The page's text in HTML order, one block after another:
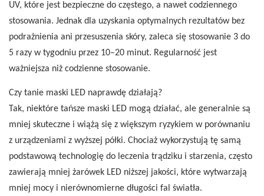
UV, które jest bezpieczne do częstego, a nawet codziennego
stosowania. Jednak dla uzyskania optymalnych rezultatów bez
podrażnienia ani przesuszenia skóry, zaleca się stosowanie 3 do
5 razy w tygodniu przez 10–20 minut. Regularność jest
ważniejsza niż codzienne stosowanie.
Czy tanie maski LED naprawdę działają?
Tak, niektóre tańsze maski LED mogą działać, ale generalnie są
mniej skuteczne i wiążą się z większym ryzykiem w porównaniu
z urządzeniami z wyższej półki. Chociaż wykorzystują tę samą
podstawową technologię do leczenia trądziku i starzenia, często
zawierają mniej żarówek LED niższej jakości, które wytwarzają
mniej mocy i nierównomierne długości fal światła.